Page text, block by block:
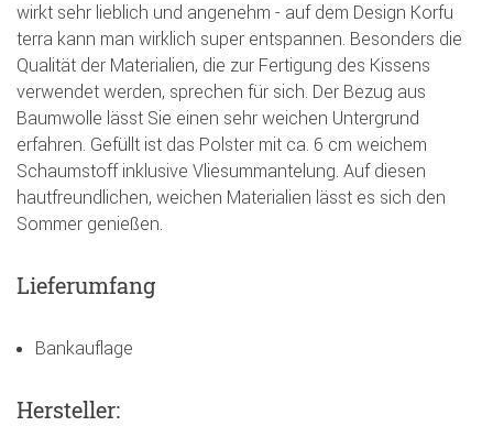
wirkt sehr lieblich und angenehm - auf dem Design Korfu
terra kann man wirklich super entspannen. Besonders die
Qualität der Materialien, die zur Fertigung des Kissens
verwendet werden, sprechen für sich. Der Bezug aus
Baumwolle lässt Sie einen sehr weichen Untergrund
erfahren. Gefüllt ist das Polster mit ca. 6 cm weichem
Schaumstoff inklusive Vliesummantelung. Auf diesen
hautfreundlichen, weichen Materialien lässt es sich den
Sommer genießen.
Lieferumfang
Bankauflage
Hersteller: